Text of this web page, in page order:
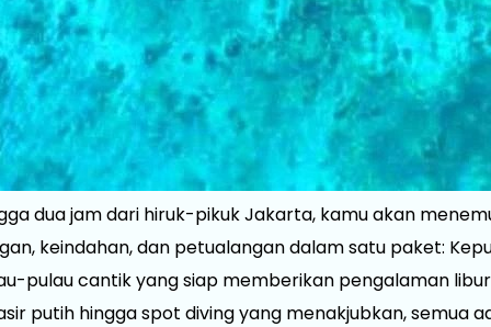
dua jam dari hiruk-pikuk Jakarta, kamu akan
keindahan, dan petualangan dalam satu paket:
pulau cantik yang siap memberikan pengalaman
putih hingga spot diving yang menakjubkan, semua